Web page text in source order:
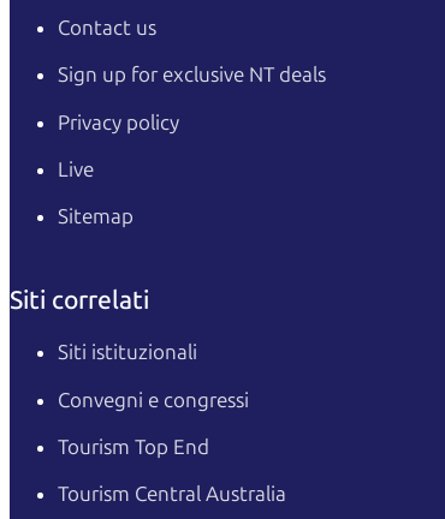
Contact us
Sign up for exclusive NT deals
Privacy policy
Live
Sitemap
Siti correlati
Siti istituzionali
Convegni e congressi
Tourism Top End
Tourism Central Australia